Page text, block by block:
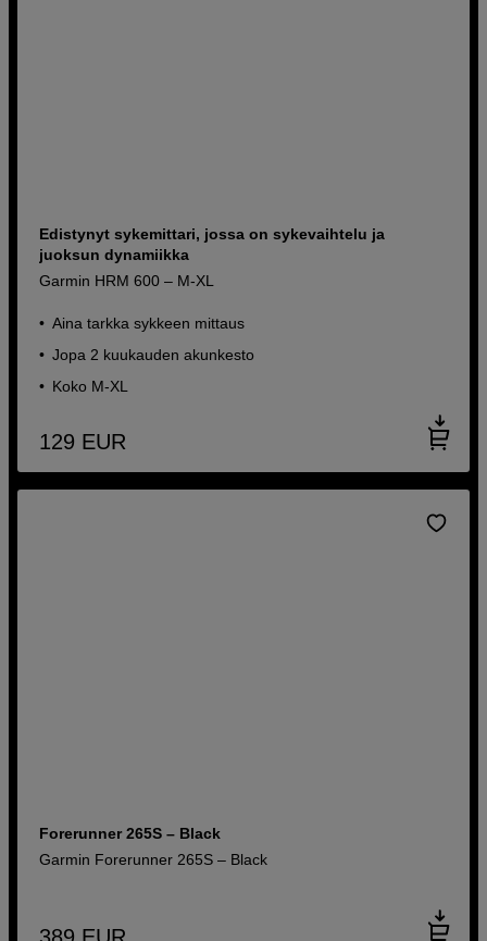
Edistynyt sykemittari, jossa on sykevaihtelu ja
juoksun dynamiikka
Garmin HRM 600 – M-XL
Aina tarkka sykkeen mittaus
Jopa 2 kuukauden akunkesto
Koko M-XL
129 EUR
Forerunner 265S – Black
Garmin Forerunner 265S – Black